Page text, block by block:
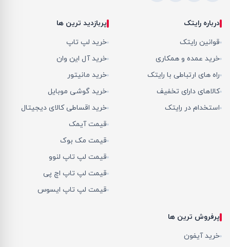
درباره رایتک
قوانین رایتک
خرید عمده و همکاری
راه های ارتباطی با رایتک
کالاهای دارای تخفیف
استخدام در رایتک
پربازدید ترین ها
خرید لپ تاپ
خرید آل این وان
خرید مانیتور
خرید گوشی موبایل
خرید اقساطی کالای دیجیتال
قیمت آیمک
قیمت مک بوک
قیمت لپ تاپ لنوو
قیمت لپ تاپ اچ پی
قیمت لپ تاپ ایسوس
پرفروش ترین ها
خرید آیفون